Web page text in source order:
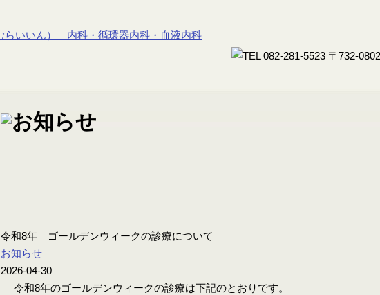
令和8年 ゴールデンウィークの診療について
お知らせ
2026-04-30
令和8年のゴールデンウィークの診療は下記のとおりです。